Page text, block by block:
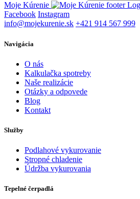
Moje Kúrenie
Facebook Instagram
info@mojekurenie.sk +421 914 567 999
Navigácia
O nás
Kalkulačka spotreby
Naše realizácie
Otázky a odpovede
Blog
Kontakt
Služby
Podlahové vykurovanie
Stropné chladenie
Údržba vykurovania
Tepelné čerpadlá